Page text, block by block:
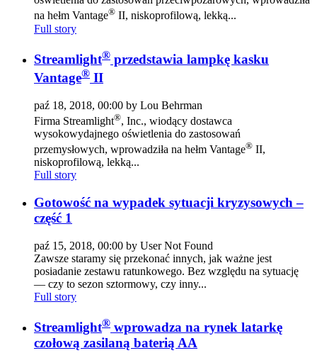
na hełm Vantage® II, niskoprofilową, lekką...
Full story
Streamlight® przedstawia lampkę kasku
Vantage® II
paź 18, 2018, 00:00 by Lou Behrman
Firma Streamlight®, Inc., wiodący dostawca
wysokowydajnego oświetlenia do zastosowań
przemysłowych, wprowadziła na hełm Vantage® II,
niskoprofilową, lekką...
Full story
Gotowość na wypadek sytuacji kryzysowych –
część 1
paź 15, 2018, 00:00 by User Not Found
Zawsze staramy się przekonać innych, jak ważne jest
posiadanie zestawu ratunkowego. Bez względu na sytuację
— czy to sezon sztormowy, czy inny...
Full story
Streamlight® wprowadza na rynek latarkę
czołową zasilaną baterią AA